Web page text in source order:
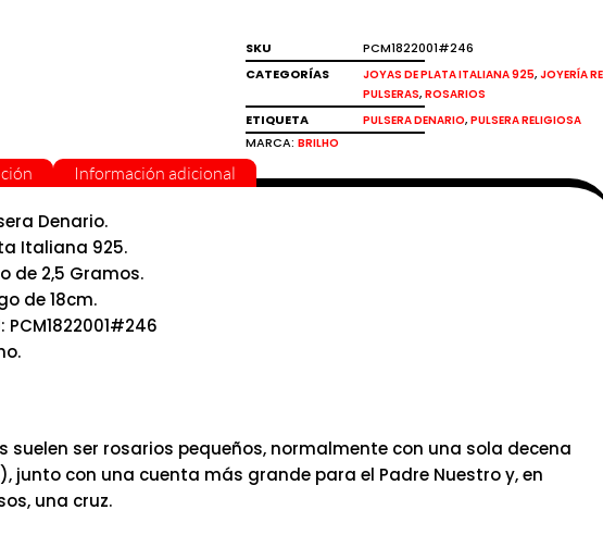
SKU
PCM1822001#246
CATEGORÍAS
JOYAS DE PLATA ITALIANA 925,JOYERÍA
PULSERAS,ROSARIOS
ETIQUETA PULSERA DENARIO,PULSERA RELIGIOSA
MARCA:BRILHO
Información adicional
Denario.
Italiana 925.
de 2,5 Gramos.
de 18cm.
PCM1822001#246
suelen ser rosarios pequeños, normalmente con una sola decena
junto con una cuenta más grande para el Padre Nuestro y, en
una cruz.